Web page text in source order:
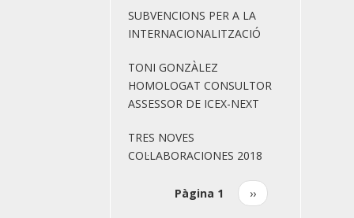
SUBVENCIONS PER A LA
INTERNACIONALITZACIÓ
TONI GONZÀLEZ
HOMOLOGAT CONSULTOR
ASSESSOR DE ICEX-NEXT
TRES NOVES
COL·LABORACIONES 2018
PaginacióPàgina 1
Pàgina
següent
››